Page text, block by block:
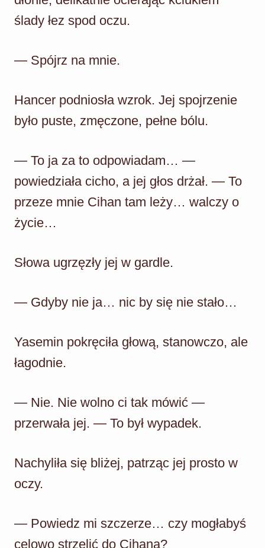
ślady łez spod oczu.
— Spójrz na mnie.
Hancer podniosła wzrok. Jej spojrzenie
było puste, zmęczone, pełne bólu.
— To ja za to odpowiadam… —
powiedziała cicho, a jej głos drżał. — To
przeze mnie Cihan tam leży… walczy o
życie…
Słowa ugrzęzły jej w gardle.
— Gdyby nie ja… nic by się nie stało…
Yasemin pokręciła głową, stanowczo, ale
łagodnie.
— Nie. Nie wolno ci tak mówić —
przerwała jej. — To był wypadek.
Nachyliła się bliżej, patrząc jej prosto w
oczy.
— Powiedz mi szczerze… czy mogłabyś
celowo strzelić do Cihana?